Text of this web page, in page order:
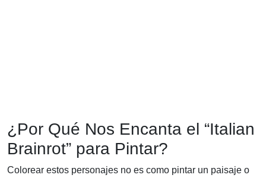
¿Por Qué Nos Encanta el “Italian
Brainrot” para Pintar?
Colorear estos personajes no es como pintar un paisaje o